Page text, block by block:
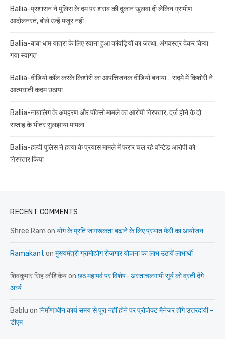
Ballia-प्रशासन ने पुलिस के दम पर शराब की दुकान खुलवा दी लेकिन ग्रामीण
आंदोलनरत, बोले उन्हें मंजूर नहीं
Ballia-बाबा धाम यात्रा के लिए रवाना हुआ कांवड़ियों का जत्था, अंगवस्त्र देकर किया
गया स्वागत
Ballia-वीडियो कॉल करके किशोरी का आपत्तिजनक वीडियो बनाया… सदमे में किशोरी ने
आत्मघाती कदम उठाया
Ballia-नाबालिग के अपहरण और पॉक्सो मामले का आरोपी गिरफ्तार, दर्ज होने के दो
सप्ताह के भीतर सुलझाया मामला
Ballia-हल्दी पुलिस ने हत्या के प्रयास मामले में फरार चल रहे वॉन्टेड आरोपी को
गिरफ्तार किया
RECENT COMMENTS
Shree Ram on योग के प्रति जागरूकता बढ़ाने के लिए प्रभात फेरी का आयोजन
Ramakant on मुख्यमंत्री ग्रामोद्योग रोजगार योजना का लाभ उठायें लाभार्थी
शिवकुमार सिंह कौशिकेयon छठ महापर्व पर विशेष- अस्ताचलगामी सूर्य को व्रती देंगे
अर्घ्य
Bablu on निर्माणाधीन कार्य समय से पूरा नहीं होने पर प्रोजेक्ट मैनेजर होंगे उत्तरदायी –
डीएम